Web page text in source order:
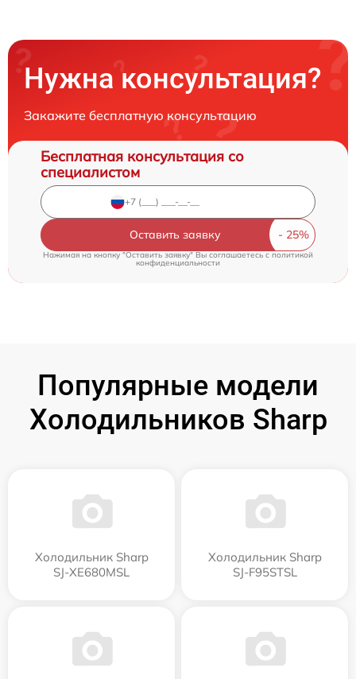
Нужна консультация?
Закажите бесплатную консультацию
Бесплатная консультация со
специалистом
Оставить заявку
Нажимая на кнопку "Оставить заявку" Вы соглашаетесь cполитикой
конфиденциальности
Популярные модели
Холодильников Sharp
Холодильник Sharp
SJ-XE680MSL
Холодильник Sharp
SJ-F95STSL